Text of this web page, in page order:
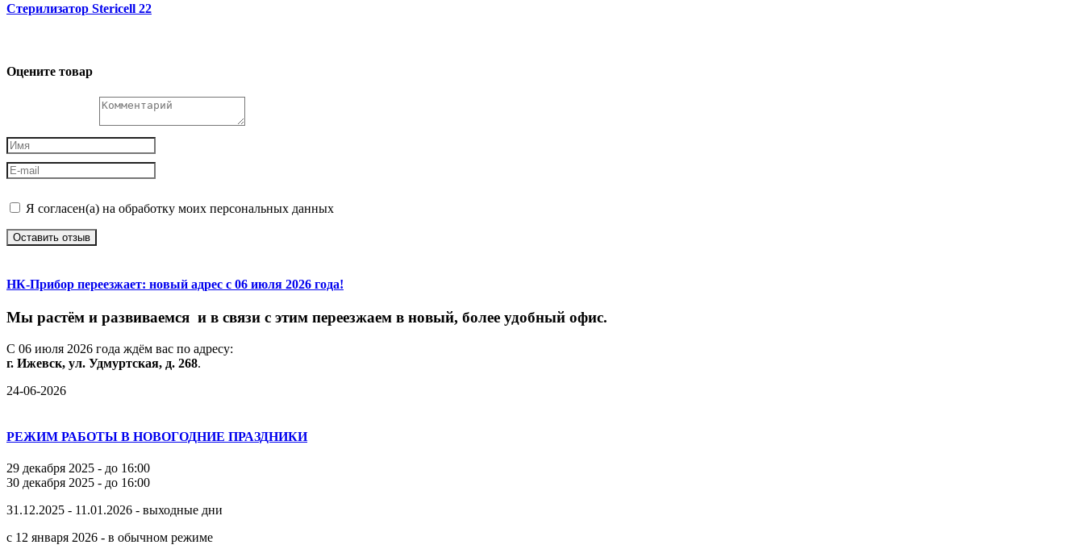
Cтерилизатор Stericell 22
Оцените товар
Я согласен(а) на обработку моих персональных данных
Оставить отзыв
НК-Прибор переезжает: новый адрес с 06 июля 2026 года!
Мы растём и развиваемся и в связи с этим переезжаем в новый, более удобный офис.
С 06 июля 2026 года ждём вас по адресу:
г. Ижевск, ул. Удмуртская, д. 268.
24-06-2026
РЕЖИМ РАБОТЫ В НОВОГОДНИЕ ПРАЗДНИКИ
29 декабря 2025 - до 16:00
30 декабря 2025 - до 16:00
31.12.2025 - 11.01.2026 - выходные дни
с 12 января 2026 - в обычном режиме